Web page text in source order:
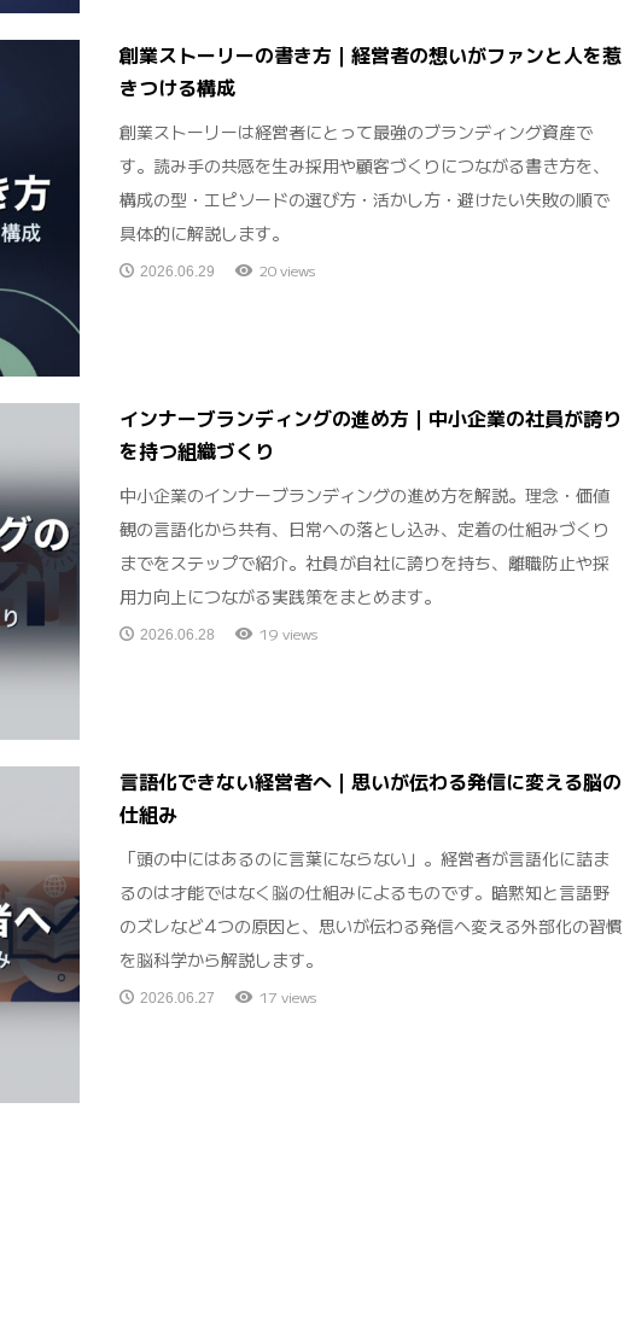
創業ストーリーの書き方｜経営者の想いがファンと人を惹
きつける構成
創業ストーリーは経営者にとって最強のブランディング資産で
す。読み手の共感を生み採用や顧客づくりにつながる書き方を、
構成の型・エピソードの選び方・活かし方・避けたい失敗の順で
具体的に解説します。
2026.06.29 20 views
インナーブランディングの進め方｜中小企業の社員が誇り
を持つ組織づくり
中小企業のインナーブランディングの進め方を解説。理念・価値
観の言語化から共有、日常への落とし込み、定着の仕組みづくり
までをステップで紹介。社員が自社に誇りを持ち、離職防止や採
用力向上につながる実践策をまとめます。
2026.06.28 19 views
言語化できない経営者へ｜思いが伝わる発信に変える脳の
仕組み
「頭の中にはあるのに言葉にならない」。経営者が言語化に詰ま
るのは才能ではなく脳の仕組みによるものです。暗黙知と言語野
のズレなど4つの原因と、思いが伝わる発信へ変える外部化の習慣
を脳科学から解説します。
2026.06.27 17 views